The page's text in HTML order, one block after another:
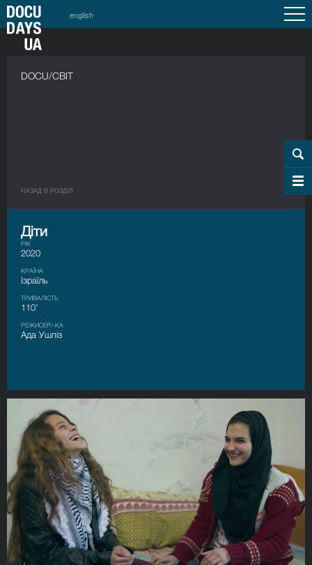
english
DOCU/СВІТ
НАЗАД В РОЗДIЛ
Діти
РІК
2020
КРАЇНА
Ізраїль
ТРИВАЛІСТЬ
110’
РЕЖИСЕР/-КА
Ада Ушпіз